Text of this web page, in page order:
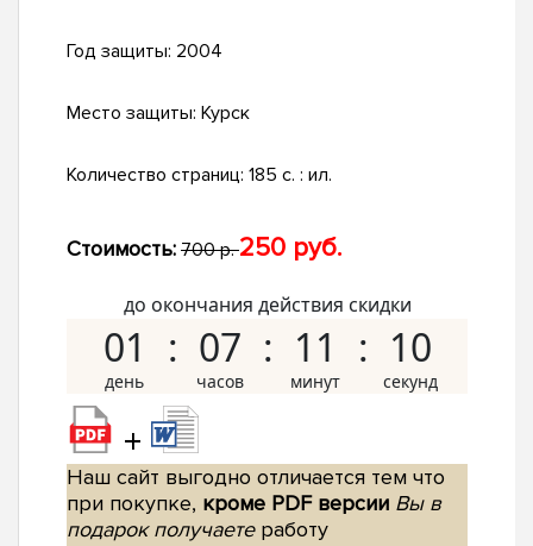
Год защиты: 2004
Место защиты: Курск
Количество страниц: 185 с. : ил.
Стоимость: 700 р.250 руб.
до окончания действия скидки
01 07 11 09
+
Наш сайт выгодно отличается тем что
при покупке, кроме PDF версии Вы в
подарок получаетеработу